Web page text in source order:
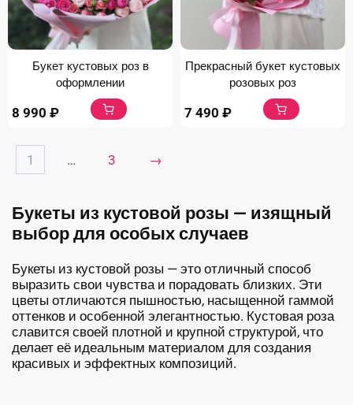
Букет кустовых роз в
оформлении
8 990 ₽
Прекрасный букет кустовых
розовых роз
7 490 ₽
1 … 3 →
Букеты из кустовой розы — изящный
выбор для особых случаев
Букеты из кустовой розы — это отличный способ
выразить свои чувства и порадовать близких. Эти
цветы отличаются пышностью, насыщенной гаммой
оттенков и особенной элегантностью. Кустовая роза
славится своей плотной и крупной структурой, что
делает её идеальным материалом для создания
красивых и эффектных композиций.